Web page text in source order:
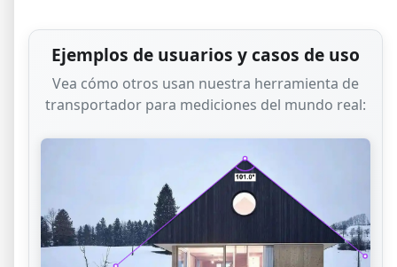
Ejemplos de usuarios y casos de uso
Vea cómo otros usan nuestra herramienta de
transportador para mediciones del mundo real: